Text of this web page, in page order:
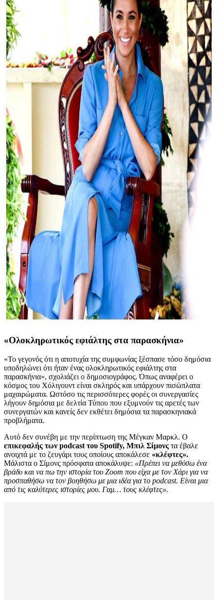
«Ολοκληρωτικός εφιάλτης στα παρασκήνια»
«Το γεγονός ότι η αποτυχία της συμφωνίας ξέσπασε τόσο δημόσια
υποδηλώνει ότι ήταν ένας ολοκληρωτικός εφιάλτης στα
παρασκήνια», σχολιάζει ο δημοσιογράφος. Όπως αναφέρει ο
κόσμος του Χόλιγουντ είναι σκληρός και υπάρχουν πισώπλατα
μαχαιρώματα. Ωστόσο τις περισσότερες φορές οι συνεργασίες
λήγουν δημόσια με δελτία Τύπου που εξυμνούν τις αρετές των
συνεργατών και κανείς δεν εκθέτει δημόσια τα παρασκηνιακά
προβλήματα.
Αυτό δεν συνέβη με την περίπτωση της Μέγκαν Μαρκλ. Ο
επικεφαλής των podcast του Spotify, Μπιλ Σίμονς τα έβαλε
ανοιχτά με το ζευγάρι τους οποίους αποκάλεσε «κλέφτες».
Μάλιστα ο Σίμονς πρόσφατα αποκάλυψε: «Πρέπει να μεθύσω ένα
βράδυ και να πω την ιστορία του Zoom που είχα με τον Χάρι για να
προσπαθήσω να τον βοηθήσω με μια ιδέα για το podcast. Είναι μια
από τις καλύτερες ιστορίες μου. Γαμ… τους κλέφτες».